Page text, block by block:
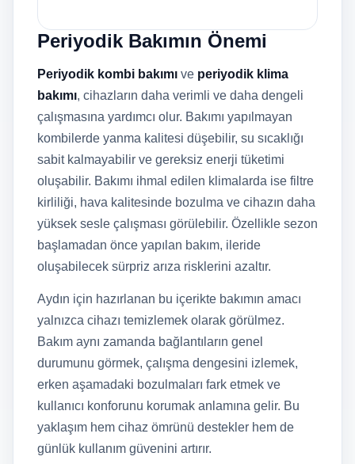
Periyodik Bakımın Önemi
Periyodik kombi bakımı ve periyodik klima
bakımı, cihazların daha verimli ve daha dengeli
çalışmasına yardımcı olur. Bakımı yapılmayan
kombilerde yanma kalitesi düşebilir, su sıcaklığı
sabit kalmayabilir ve gereksiz enerji tüketimi
oluşabilir. Bakımı ihmal edilen klimalarda ise filtre
kirliliği, hava kalitesinde bozulma ve cihazın daha
yüksek sesle çalışması görülebilir. Özellikle sezon
başlamadan önce yapılan bakım, ileride
oluşabilecek sürpriz arıza risklerini azaltır.
Aydın için hazırlanan bu içerikte bakımın amacı
yalnızca cihazı temizlemek olarak görülmez.
Bakım aynı zamanda bağlantıların genel
durumunu görmek, çalışma dengesini izlemek,
erken aşamadaki bozulmaları fark etmek ve
kullanıcı konforunu korumak anlamına gelir. Bu
yaklaşım hem cihaz ömrünü destekler hem de
günlük kullanım güvenini artırır.